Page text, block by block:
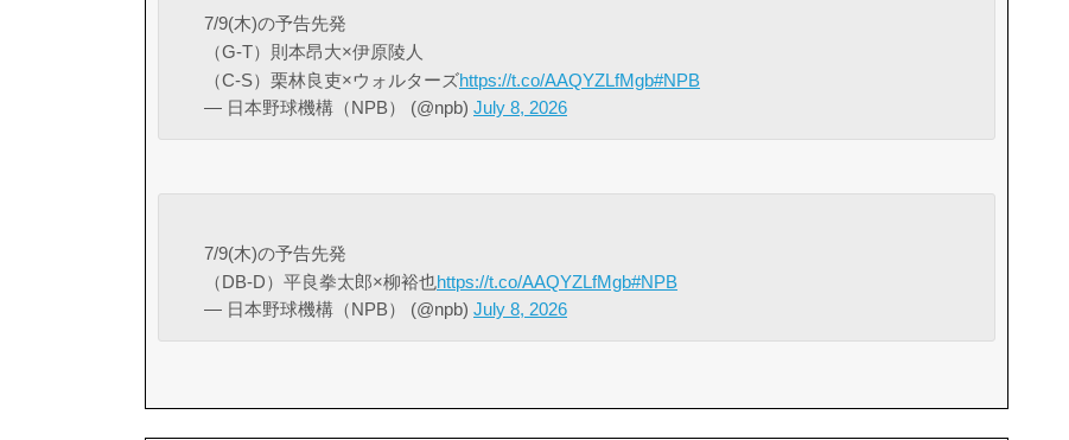
7/9(木)の予告先発
（G-T）則本昂大×伊原陵人
（C-S）栗林良吏×ウォルターズhttps://t.co/AAQYZLfMgb#NPB
— 日本野球機構（NPB） (@npb) July 8, 2026
7/9(木)の予告先発
（DB-D）平良拳太郎×柳裕也https://t.co/AAQYZLfMgb#NPB
— 日本野球機構（NPB） (@npb) July 8, 2026